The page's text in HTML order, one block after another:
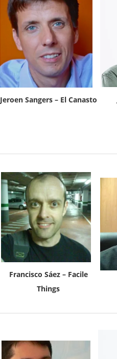
Jeroen Sangers – El Canasto
Francisco Sáez – Facile
Things